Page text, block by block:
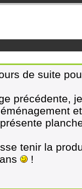
de suite
précédente,
tenir la
!